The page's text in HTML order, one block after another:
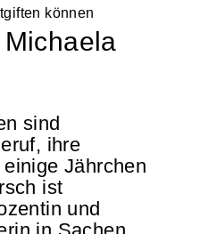
sind
ihre
Jährchen
ist
und